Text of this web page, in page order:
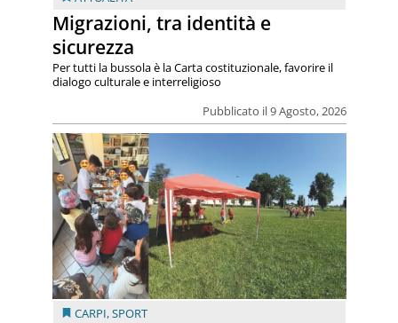
Migrazioni, tra identità e
sicurezza
Pubblicato il 9 Agosto, 2026
Per tutti la bussola è la Carta costituzionale, favorire il
dialogo culturale e interreligioso
CARPI,SPORT